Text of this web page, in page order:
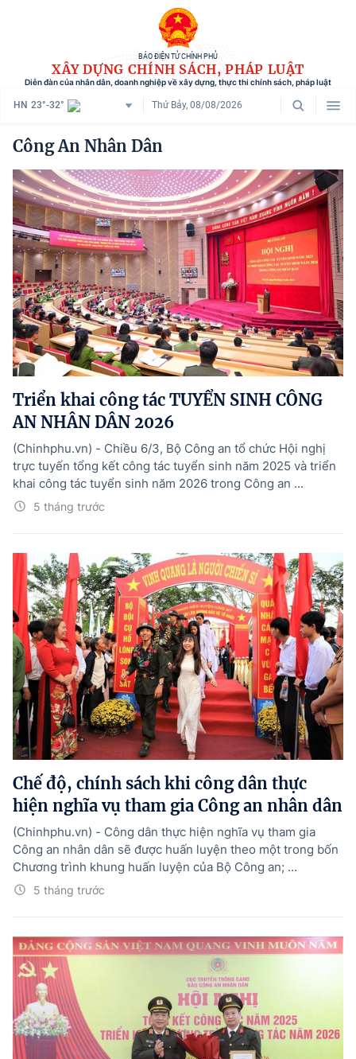
BÁO ĐIỆN TỬ CHÍNH PHỦ
XÂY DỰNG CHÍNH SÁCH, PHÁP LUẬT
Diễn đàn của nhân dân, doanh nghiệp về xây dựng, thực thi chính sách, pháp luật
HN 23°-32° Thứ Bảy, 08/08/2026
Danh mục
Trang chủ
Chính sách mới
Tham vấn chính sách
Người dân góp ý
Doanh nghiệp hiến kế
Chính sách và cuộc sống
Hướng dẫn thực hiện chính sách
Phát triển kinh tế tư nhân và doanh nghiệp dân tộc
Ocop và chuỗi giá trị Nông sản
Kinh tế tư nhân
Video
Photo
© BÁO ĐIỆN TỬ CHÍNH PHỦ
Tổng Giám đốc:Nguyễn Hồng Sâm
Trụ sở: 16 Lê Hồng Phong - Ba Đình - Hà Nội.
Email: thongtinchinhphu@chinhphu.vn.
Bản quyền thuộc Báo Điện tử Chính phủ - Cổng Thông tin điện tử Chính
Ghi rõ nguồn "Báo Điện tử Chính phủ", "Cổng Thông tin điện tử Chính phủ",
Công An Nhân Dân
Triển khai công tác TUYỂN SINH CÔNG
AN NHÂN DÂN 2026
5 tháng trước
(Chinhphu.vn) - Chiều 6/3, Bộ Công an tổ chức Hội nghị
trực tuyến tổng kết công tác tuyển sinh năm 2025 và triển
khai công tác tuyển sinh năm 2026 trong Công an ...
Chế độ, chính sách khi công dân thực
hiện nghĩa vụ tham gia Công an nhân dân
5 tháng trước
(Chinhphu.vn) - Công dân thực hiện nghĩa vụ tham gia
Công an nhân dân sẽ được huấn luyện theo một trong bốn
Chương trình khung huấn luyện của Bộ Công an; ...